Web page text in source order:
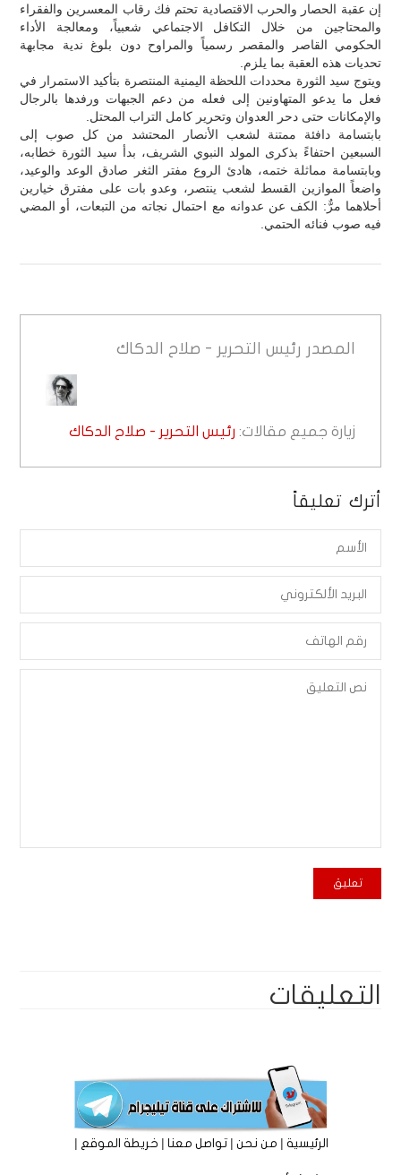
إن عقبة الحصار والحرب الاقتصادية تحتم فك رقاب المعسرين والفقراء
والمحتاجين من خلال التكافل الاجتماعي شعبياً، ومعالجة الأداء
الحكومي القاصر والمقصر رسمياً والمراوح دون بلوغ ندية مجابهة
تحديات هذه العقبة بما يلزم.
ويتوج سيد الثورة محددات اللحظة اليمنية المنتصرة بتأكيد الاستمرار في
فعل ما يدعو المتهاونين إلى فعله من دعم الجبهات ورفدها بالرجال
والإمكانات حتى دحر العدوان وتحرير كامل التراب المحتل.
بابتسامة دافئة ممتنة لشعب الأنصار المحتشد من كل صوب إلى
السبعين احتفاءً بذكرى المولد النبوي الشريف، بدأ سيد الثورة خطابه،
وبابتسامة مماثلة ختمه، هادئ الروع مفتر الثغر صادق الوعد والوعيد،
واضعاً الموازين القسط لشعب ينتصر، وعدو بات على مفترق خيارين
أحلاهما مرٌّ: الكف عن عدوانه مع احتمال نجاته من التبعات، أو المضي
فيه صوب فنائه الحتمي.
المصدر رئيس التحرير - صلاح الدكاك
زيارة جميع مقالات: رئيس التحرير - صلاح الدكاك
أترك تعليقاً
التعليقات
الرئيسية|من نحن|تواصل معنا|خريطة الموقع |